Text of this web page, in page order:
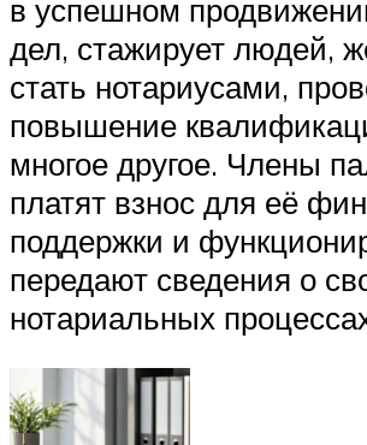
в успешном
дел, стажирует людей,
стать нотариусами,
повышение
многое другое. Члены
платят взнос для её
поддержки и
передают сведения о
нотариальных